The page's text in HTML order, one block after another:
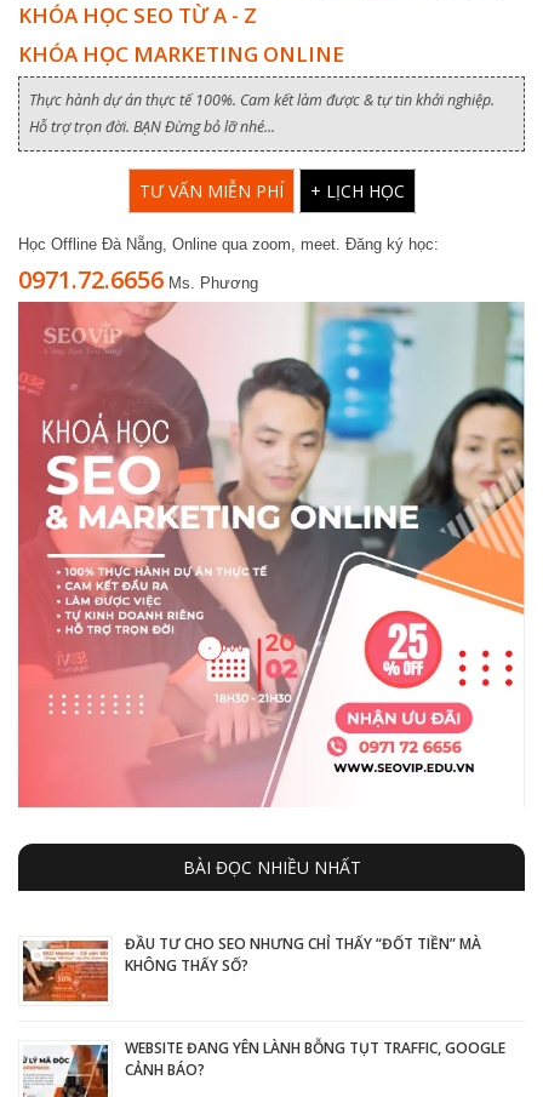
KHÓA HỌC SEO TỪ A - Z
KHÓA HỌC MARKETING ONLINE
Thực hành dự án thực tế 100%. Cam kết làm được & tự tin khởi nghiệp.
Hỗ trợ trọn đời. BẠN Đừng bỏ lỡ nhé...
TƯ VẤN MIỄN PHÍ + LỊCH HỌC
Học Offline Đà Nẵng, Online qua zoom, meet. Đăng ký học:
0971.72.6656 Ms. Phương
BÀI ĐỌC NHIỀU NHẤT
ĐẦU TƯ CHO SEO NHƯNG CHỈ THẤY “ĐỐT TIỀN” MÀ
KHÔNG THẤY SỐ?
WEBSITE ĐANG YÊN LÀNH BỖNG TỤT TRAFFIC, GOOGLE
CẢNH BÁO?